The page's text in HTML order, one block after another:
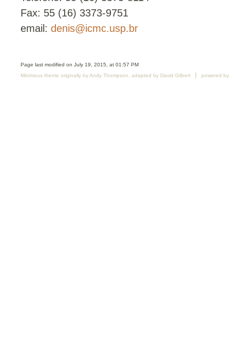
Fax: 55 (16) 3373-9751
email: denis@icmc.usp.br
Page last modified on July 19, 2015, at 01:57 PM
Minimous theme originally byAndy Thompson , adapted by David Gilbert powered by